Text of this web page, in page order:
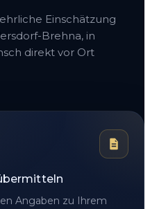
Einschätzung
Brehna, in
direkt vor Ort
Angaben zu Ihrem